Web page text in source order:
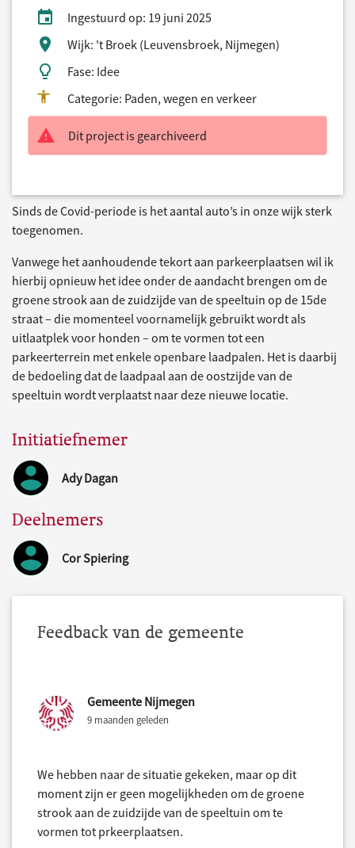
Ingestuurd op: 19 juni 2025
Wijk: 't Broek (Leuvensbroek, Nijmegen)
Fase: Idee
Categorie: Paden, wegen en verkeer
Dit project is gearchiveerd
Sinds de Covid-periode is het aantal auto’s in onze wijk sterk
toegenomen.
Vanwege het aanhoudende tekort aan parkeerplaatsen wil ik
hierbij opnieuw het idee onder de aandacht brengen om de
groene strook aan de zuidzijde van de speeltuin op de 15de
straat – die momenteel voornamelijk gebruikt wordt als
uitlaatplek voor honden – om te vormen tot een
parkeerterrein met enkele openbare laadpalen. Het is daarbij
de bedoeling dat de laadpaal aan de oostzijde van de
speeltuin wordt verplaatst naar deze nieuwe locatie.
Initiatiefnemer
Ady Dagan
Deelnemers
Cor Spiering
Feedback van de gemeente
Gemeente Nijmegen
9 maanden geleden
We hebben naar de situatie gekeken, maar op dit
moment zijn er geen mogelijkheden om de groene
strook aan de zuidzijde van de speeltuin om te
vormen tot prkeerplaatsen.